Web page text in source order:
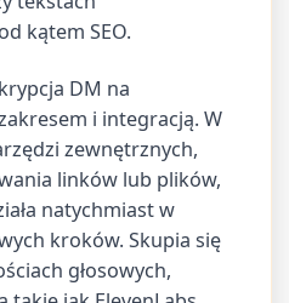
kątem SEO.
DM na
i integracją. W
zewnętrznych,
linków lub plików,
natychmiast w
kroków. Skupia się
głosowych,